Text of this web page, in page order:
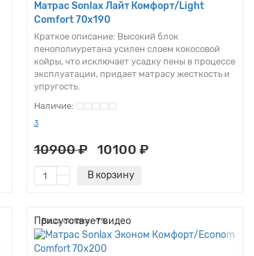
Матрас Sonlax Лайт Комфорт/Light
Comfort 70x190
Краткое описание: Высокий блок
пенополиуретана усилен слоем кокосовой
койры, что исключает усадку пены в процессе
эксплуатации, придает матрасу жесткость и
упругость.
3
10900 ₽ 10100 ₽
В корзину
Присутствует видео
Ваша скидка: -7%